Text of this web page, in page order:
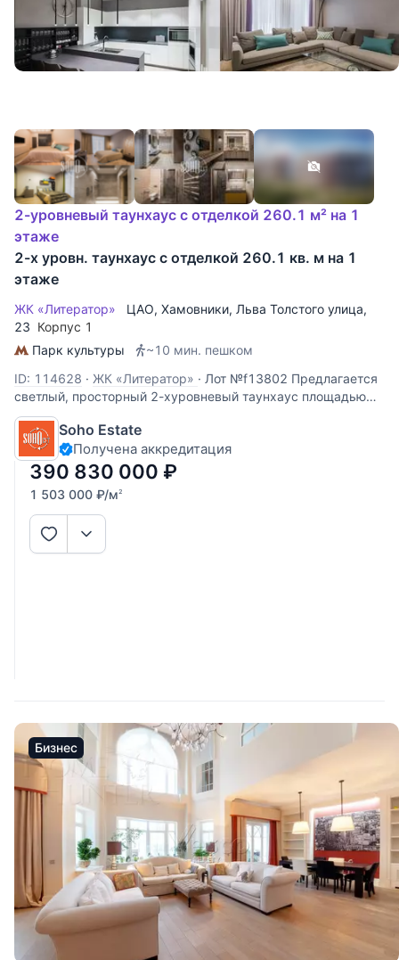
2-уровневый таунхаус с отделкой 260.1 м² на 1
этаже
2-х уровн. таунхаус с отделкой 260.1 кв. м на 1
этаже
ЖК «Литератор» ЦАО, Хамовники, Льва Толстого улица,
23 Корпус 1
Парк культуры
~10 мин. пешком
ID: 114628 · ЖК «Литератор» · Лот №f13802 Предлагается
светлый, просторный 2-хуровневый таунхаус площадью
260,1 кв.м. с отделкой, мебелью и панорамными окнами в
пол. На 1-м: кухня, гостиная с большой обеденной зоной и
выходом на террасу, гостевой с/узел, холл. 2 этаж: мастер
Soho Estate
Получена аккредитация
390 830 000 ₽
1 503 000 ₽/м2
Бизнес